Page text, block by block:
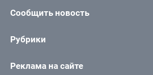
Сообщить новость
Рубрики
Реклама на сайте